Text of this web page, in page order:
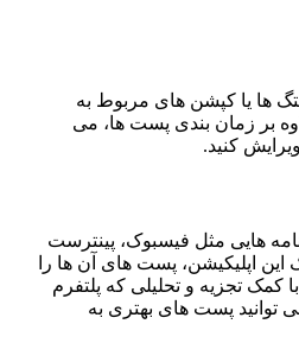
یا کپشن های مربوط به
زمان بندی پست ها، می
کنید.
مثل فیسبوک، پینترست
اپلیکیشن، پست های آن ها را
تجزیه و تحلیلی که پلتفرم
پست های بهتری به